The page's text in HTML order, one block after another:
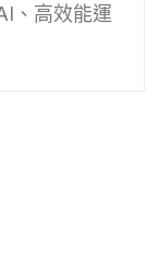
、高效能運